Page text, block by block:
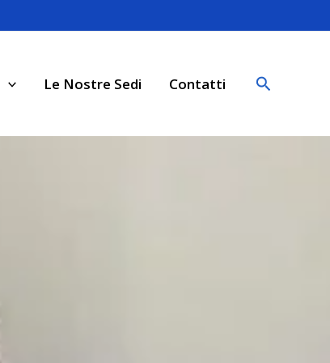
Le Nostre Sedi Contatti Cerca